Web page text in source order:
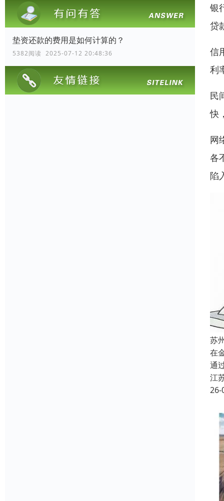
垫资还款的费用是如何计算的？
5382阅读 2025-07-12 20:48:36
银
贷
信
利
民
快
网
各
陷
苏
在
通
江
26-